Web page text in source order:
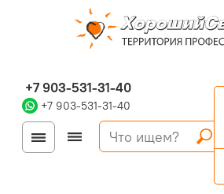
+7 903-531-31-40
+7 903-531-31-40